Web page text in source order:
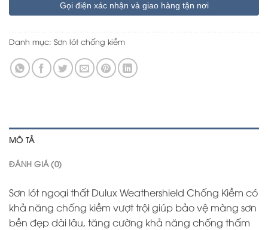
Gọi điện xác nhận và giao hàng tận nơi
Danh mục: Sơn lót chống kiềm
MÔ TẢ
ĐÁNH GIÁ (0)
Sơn lót ngoại thất Dulux Weathershield Chống Kiềm có
khả năng chống kiềm vượt trội giúp bảo vệ màng sơn
bền đẹp dài lâu, tăng cường khả năng chống thấm